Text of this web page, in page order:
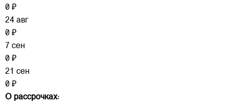
0 ₽
24 авг
0 ₽
7 сен
0 ₽
21 сен
0 ₽
О рассрочках: